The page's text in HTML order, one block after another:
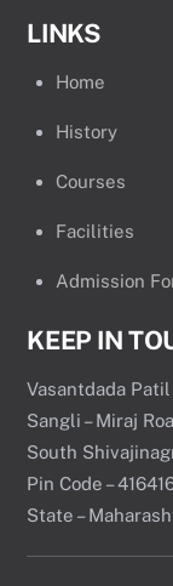
LINKS
Home
History
Courses
Facilities
Admission
KEEP IN
Vasantdada
Sangli – Miraj
South
Pin Code –
State –